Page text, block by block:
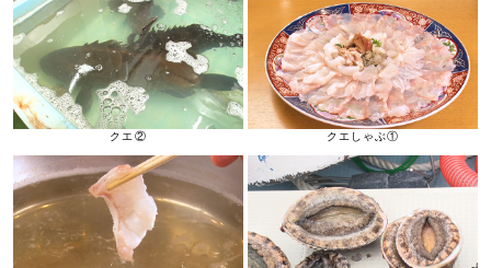
クエ② クエしゃぶ①